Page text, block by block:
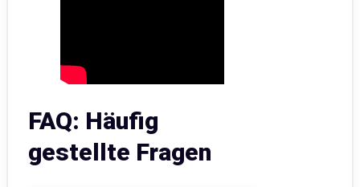
FAQ: Häufig
gestellte Fragen